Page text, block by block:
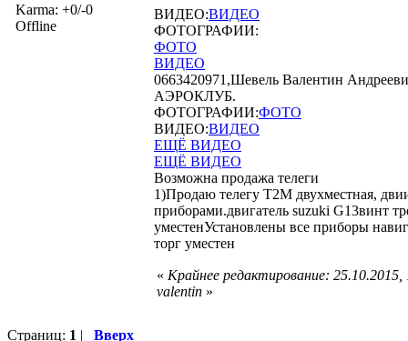
Karma: +0/-0
Offline
ВИДЕО:ВИДЕО
ФОТОГРАФИИ:
ФОТО
ВИДЕО
0663420971,Шевель Валентин
АЭРОКЛУБ.
ФОТОГРАФИИ:ФОТО
ВИДЕО:ВИДЕО
ЕЩЁ ВИДЕО
ЕЩЁ ВИДЕО
Возможна продажа телеги
1)Продаю телегу Т2М двухместная,
приборами.двигатель suzuki G13винт
уместенУстановлены все приборы
торг уместен
« Крайнее редактирование:
valentin »
Страниц: 1 | Вверх